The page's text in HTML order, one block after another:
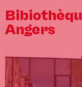
Angers